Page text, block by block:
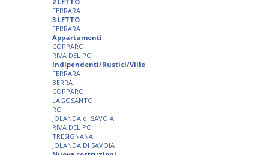
FERRARA
3 LETTO
FERRARA
Appartamenti
COPPARO
RIVA DEL PO
Indipendenti/Rustici/Ville
FERRARA
BERRA
COPPARO
LAGOSANTO
RO
JOLANDA di SAVOIA
RIVA DEL PO
TRESIGNANA
JOLANDA DI SAVOIA